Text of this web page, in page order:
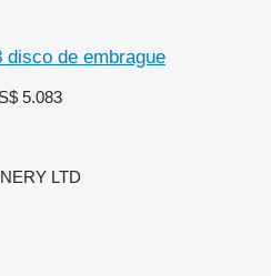
disco de embrague
5.083
LTD